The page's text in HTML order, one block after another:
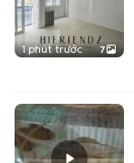
1 phút trước 7